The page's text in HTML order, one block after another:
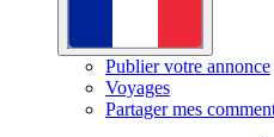
Publier votre annonce
Voyages
Partager mes